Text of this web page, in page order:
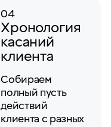
04
Хронология
касаний
клиента
Собираем
полный пусть
действий
клиента с разных